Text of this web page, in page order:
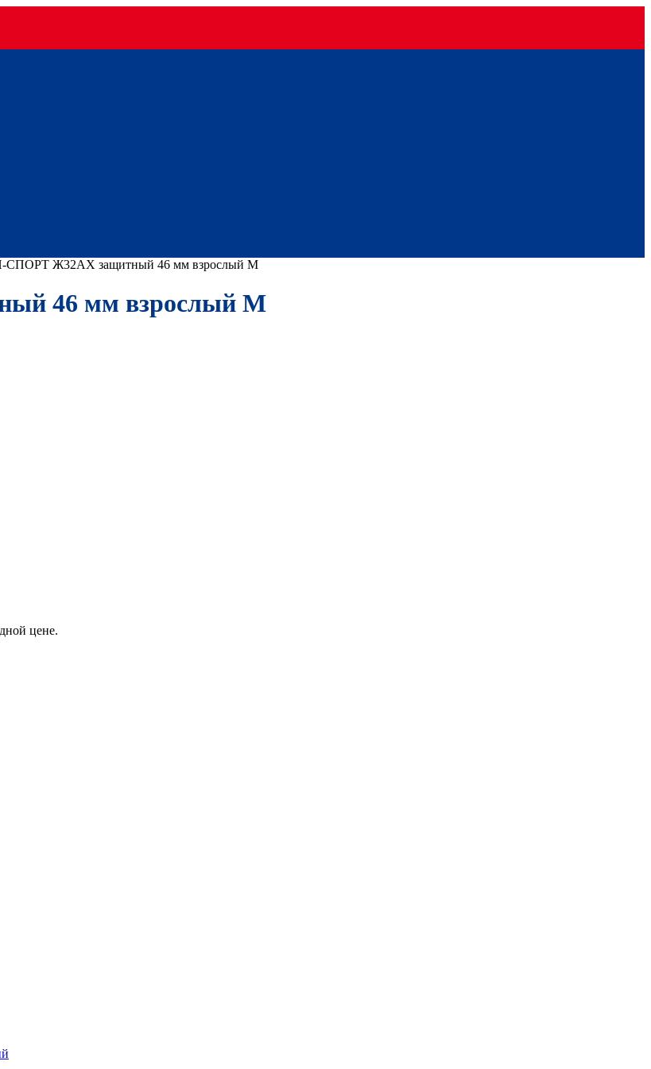
СПОРТ Ж32АХ защитный 46 мм взрослый M
46 мм взрослый M
цене.